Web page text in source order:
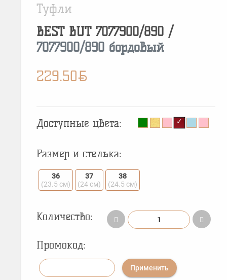
Туфли
BEST BUT 7077900/890 /
7077900/890 бордовый
229.50BYN
Доступные цвета:
Размер и стелька:
36
(23.5 см)
37
(24 см)
38
(24.5 см)
Количество:
Промокод:
Применить